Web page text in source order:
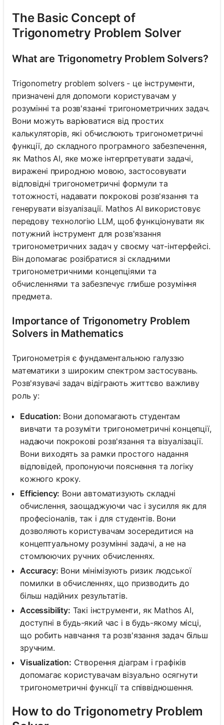
The Basic Concept of
Trigonometry Problem Solver
What are Trigonometry Problem Solvers?
Trigonometry problem solvers - це інструменти,
призначені для допомоги користувачам у
розумінні та розв'язанні тригонометричних задач.
Вони можуть варіюватися від простих
калькуляторів, які обчислюють тригонометричні
функції, до складного програмного забезпечення,
як Mathos AI, яке може інтерпретувати задачі,
виражені природною мовою, застосовувати
відповідні тригонометричні формули та
тотожності, надавати покрокові розв'язання та
генерувати візуалізації. Mathos AI використовує
передову технологію LLM, щоб функціонувати як
потужний інструмент для розв'язання
тригонометричних задач у своєму чат-інтерфейсі.
Він допомагає розібратися зі складними
тригонометричними концепціями та
обчисленнями та забезпечує глибше розуміння
предмета.
Importance of Trigonometry Problem
Solvers in Mathematics
Тригонометрія є фундаментальною галуззю
математики з широким спектром застосувань.
Розв'язувачі задач відіграють життєво важливу
роль у:
Education: Вони допомагають студентам
вивчати та розуміти тригонометричні концепції,
надаючи покрокові розв'язання та візуалізації.
Вони виходять за рамки простого надання
відповідей, пропонуючи пояснення та логіку
кожного кроку.
Efficiency: Вони автоматизують складні
обчислення, заощаджуючи час і зусилля як для
професіоналів, так і для студентів. Вони
дозволяють користувачам зосередитися на
концептуальному розумінні задачі, а не на
стомлюючих ручних обчисленнях.
Accuracy: Вони мінімізують ризик людської
помилки в обчисленнях, що призводить до
більш надійних результатів.
Accessibility: Такі інструменти, як Mathos AI,
доступні в будь-який час і в будь-якому місці,
що робить навчання та розв'язання задач більш
зручним.
Visualization: Створення діаграм і графіків
допомагає користувачам візуально осягнути
тригонометричні функції та співвідношення.
How to do Trigonometry Problem